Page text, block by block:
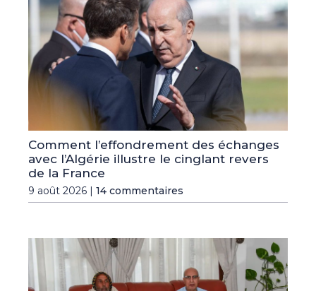
Comment l’effondrement des échanges
avec l’Algérie illustre le cinglant revers
de la France
9 août 2026 | 14 commentaires